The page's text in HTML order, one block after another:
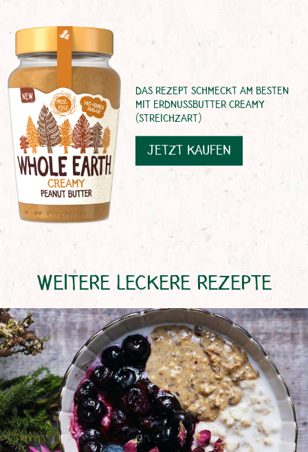
DAS REZEPT SCHMECKT AM BESTEN
MIT ERDNUSSBUTTER CREAMY
(STREICHZART)
JETZT KAUFEN
WEITERE LECKERE REZEPTE